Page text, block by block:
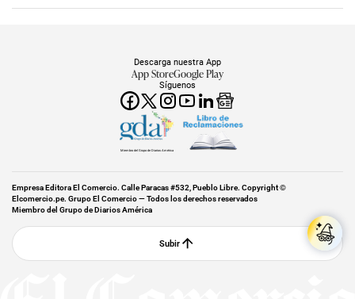
Síguenos
Descarga nuestra App
App StoreGoogle Play
Miembro del Grupo de Diarios América
Empresa Editora El Comercio. Calle Paracas #532, Pueblo Libre. Copyright ©
Elcomercio.pe. Grupo El Comercio — Todos los derechos reservados
Miembro del Grupo de Diarios América
Subir